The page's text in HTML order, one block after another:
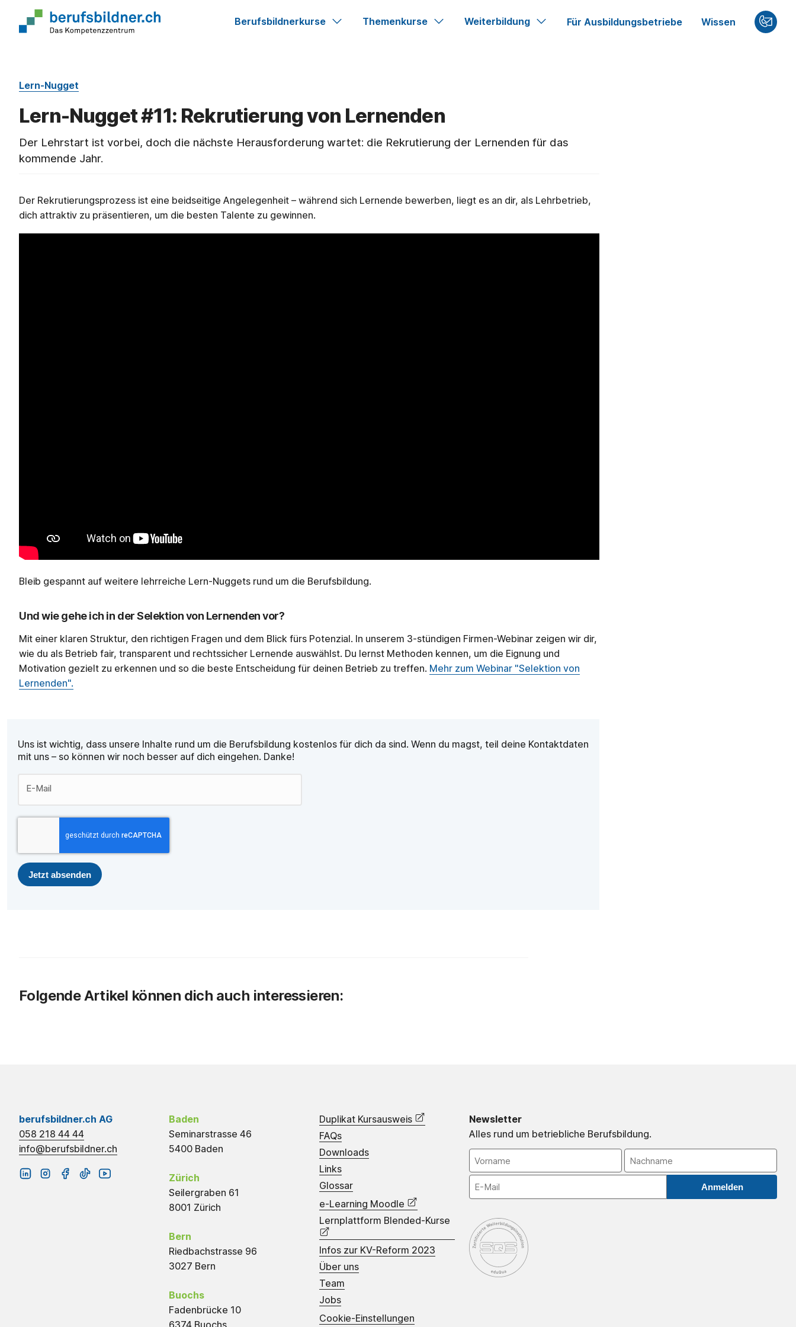
Berufsbildnerkurse Themenkurse Weiterbildung Für Ausbildungsbetriebe Wissen
Lern-Nugget
Lern-Nugget #11: Rekrutierung von Lernenden
Der Lehrstart ist vorbei, doch die nächste Herausforderung wartet: die Rekrutierung der Lernenden für das
kommende Jahr.
Der Rekrutierungsprozess ist eine beidseitige Angelegenheit – während sich Lernende bewerben, liegt es an dir, als Lehrbetrieb,
dich attraktiv zu präsentieren, um die besten Talente zu gewinnen.
Bleib gespannt auf weitere lehrreiche Lern-Nuggets rund um die Berufsbildung.
Und wie gehe ich in der Selektion von Lernenden vor?
Mit einer klaren Struktur, den richtigen Fragen und dem Blick fürs Potenzial. In unserem 3-stündigen Firmen-Webinar zeigen wir dir,
wie du als Betrieb fair, transparent und rechtssicher Lernende auswählst. Du lernst Methoden kennen, um die Eignung und
Motivation gezielt zu erkennen und so die beste Entscheidung für deinen Betrieb zu treffen. Mehr zum Webinar "Selektion von
Lernenden".
Uns ist wichtig, dass unsere Inhalte rund um die Berufsbildung kostenlos für dich da sind. Wenn du magst, teil deine Kontaktdaten
mit uns – so können wir noch besser auf dich eingehen. Danke!
E-Mail
Jetzt absenden
Folgende Artikel können dich auch interessieren:
berufsbildner.ch AG
058 218 44 44
info@berufsbildner.ch
Baden
Seminarstrasse 46
5400 Baden
Zürich
Seilergraben 61
8001 Zürich
Bern
Riedbachstrasse 96
3027 Bern
Buochs
Fadenbrücke 10
Duplikat Kursausweis
FAQs
Downloads
Links
Glossar
e-Learning Moodle
Lernplattform Blended-Kurse
Infos zur KV-Reform 2023
Über uns
Team
Jobs
Cookie-Einstellungen
Newsletter
Alles rund um betriebliche Berufsbildung.
Anmelden